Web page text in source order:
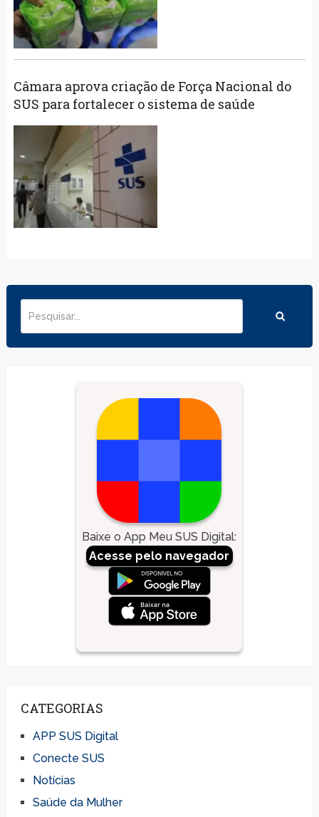
Câmara aprova criação de Força Nacional do
SUS para fortalecer o sistema de saúde
Baixe o App Meu SUS Digital:
Acesse pelo navegador
CATEGORIAS
APP SUS Digital
Conecte SUS
Notícias
Saúde da Mulher